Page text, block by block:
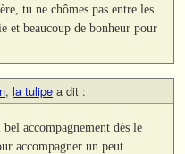
tu ne chômes pas entre les
et beaucoup de bonheur pour
, la tulipe a dit :
accompagnement dès le
accompagner un peut